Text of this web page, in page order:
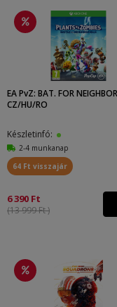
EA PvZ: BAT. FOR
CZ/HU/RO
Készletinfó:
2-4 munkanap
64 Ft visszajár
6 390 Ft
(13 999 Ft )